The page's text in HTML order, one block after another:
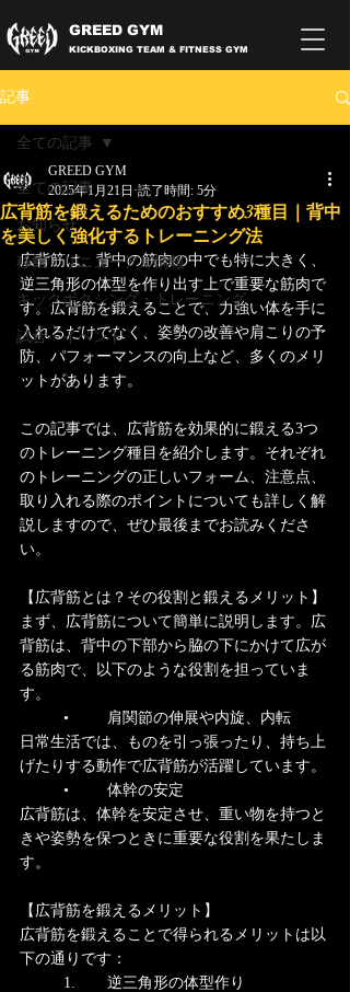
GREED GYM
KICKBOXING TEAM & FITNESS GYM
記事
全ての記事
お知らせ
移転・リニューアル情報
キックボクシング・トレーニング
試合・イベント
全ての記事
広背筋を鍛えるためのおすすめ3種目｜背中
を美しく強化するトレーニング法
GREED GYM
2025年1月21日 読了時間: 5分
広背筋は、背中の筋肉の中でも特に大きく、
逆三角形の体型を作り出す上で重要な筋肉で
す。広背筋を鍛えることで、力強い体を手に
入れるだけでなく、姿勢の改善や肩こりの予
防、パフォーマンスの向上など、多くのメリ
ットがあります。
この記事では、広背筋を効果的に鍛える3つ
のトレーニング種目を紹介します。それぞれ
のトレーニングの正しいフォーム、注意点、
取り入れる際のポイントについても詳しく解
説しますので、ぜひ最後までお読みくださ
い。
【広背筋とは？その役割と鍛えるメリット】
まず、広背筋について簡単に説明します。広
背筋は、背中の下部から脇の下にかけて広が
る筋肉で、以下のような役割を担っていま
す。
	•	肩関節の伸展や内旋、内転
日常生活では、ものを引っ張ったり、持ち上
げたりする動作で広背筋が活躍しています。
	•	体幹の安定
広背筋は、体幹を安定させ、重い物を持つと
きや姿勢を保つときに重要な役割を果たしま
す。
【広背筋を鍛えるメリット】
広背筋を鍛えることで得られるメリットは以
下の通りです：
	1.	逆三角形の体型作り